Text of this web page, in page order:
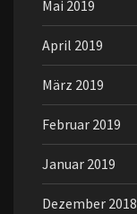
Mai 2019
April 2019
März 2019
Februar 2019
Januar 2019
Dezember 2018